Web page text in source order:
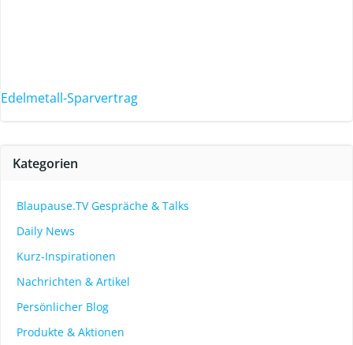
Edelmetall-Sparvertrag
Kategorien
Blaupause.TV Gespräche & Talks
Daily News
Kurz-Inspirationen
Nachrichten & Artikel
Persönlicher Blog
Produkte & Aktionen